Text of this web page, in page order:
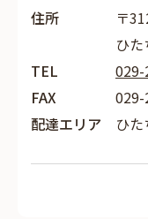
住所
〒
ひ
TEL
FAX
配達エリア
ひ